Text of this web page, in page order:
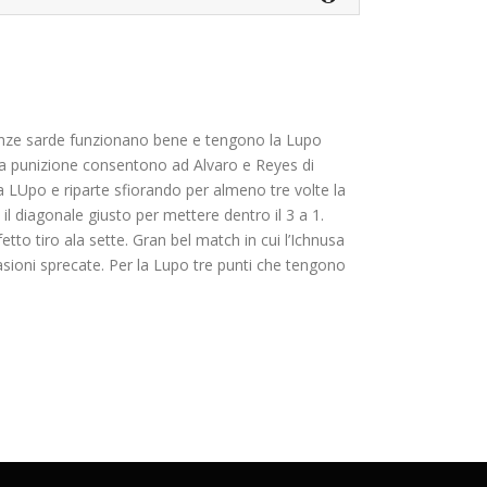
sarde funzionano bene e tengono la Lupo
consentono ad Alvaro e Reyes di
LUpo e riparte sfiorando per almeno tre volte la
diagonale giusto per mettere dentro il 3 a 1.
tiro ala sette. Gran bel match in cui l’Ichnusa
sprecate. Per la Lupo tre punti che tengono